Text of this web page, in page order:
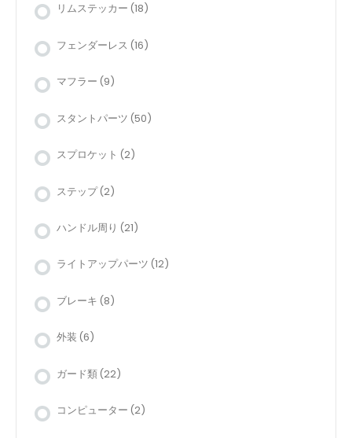
リムステッカー (18)
フェンダーレス (16)
マフラー (9)
スタントパーツ (50)
スプロケット (2)
ステップ (2)
ハンドル周り (21)
ライトアップパーツ (12)
ブレーキ (8)
外装 (6)
ガード類 (22)
コンピューター (2)